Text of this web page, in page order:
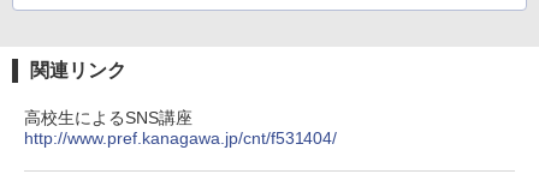
関連リンク
高校生によるSNS講座
http://www.pref.kanagawa.jp/cnt/f531404/